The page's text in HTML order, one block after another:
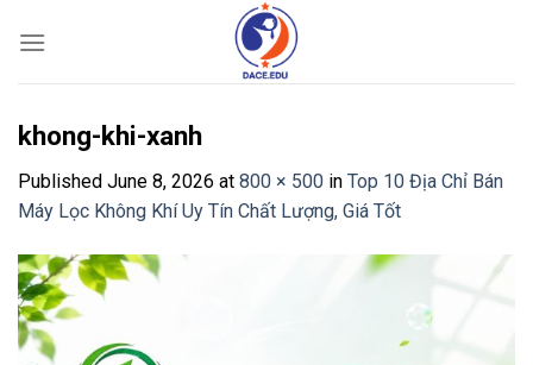
khong-khi-xanh
Published June 8, 2026 at 800 × 500 in Top 10 Địa Chỉ Bán
Máy Lọc Không Khí Uy Tín Chất Lượng, Giá Tốt